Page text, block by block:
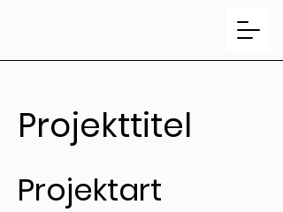
Projekttitel
Projektart